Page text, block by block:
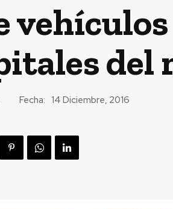
del
Fecha: 14 Diciembre, 2016